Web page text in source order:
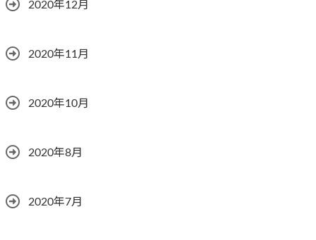
2020年12月
2020年11月
2020年10月
2020年8月
2020年7月